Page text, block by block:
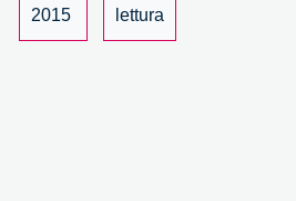
2015
lettura